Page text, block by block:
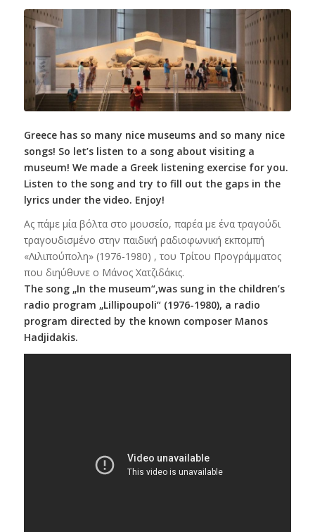
Greece has so many nice museums and so many nice
songs! So let’s listen to a song about visiting a
museum! We made a Greek listening exercise for you.
Listen to the song and try to fill out the gaps in the
lyrics under the video. Enjoy!
Ας πάμε μία βόλτα στο μουσείο, παρέα με ένα τραγούδι
τραγουδισμένο στην παιδική ραδιοφωνική εκπομπή
«Λιλιπούπολη» (1976-1980) , του Τρίτου Προγράμματος
που διηύθυνε ο Μάνος Χατζιδάκις.
The song „In the museum“,was sung in the children’s
radio program „Lillipoupoli“ (1976-1980), a radio
program directed by the known composer Manos
Hadjidakis.